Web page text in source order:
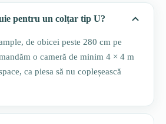
pentru un colțar tip U?
de obicei peste 280 cm pe
o cameră de minim 4 × 4 m
ca piesa să nu copleșească